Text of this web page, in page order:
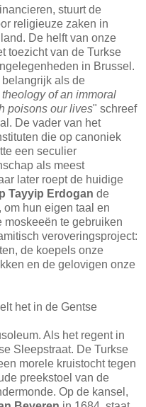
stuurt de
religieuze zaken in
De helft van onze
toezicht van de Turkse
in Brussel.
als de
of an immoral
poisons our lives" schreef
De vader van het
die op canoniek
een seculier
als meest
later roept de huidige
Tayyip Erdogan de
om hun eigen taal en
moskeeën te gebruiken
veroveringsproject:
de koepels onze
en de gelovigen onze
het in de Gentse
Als het regent in
Sleepstraat. De Turkse
morele kruistocht tegen
preekstoel van de
Op de kansel,